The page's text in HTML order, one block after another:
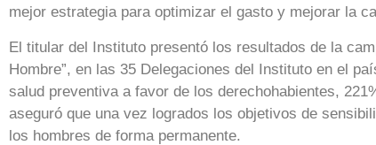
mejor estrategia para optimizar el gasto y mejorar la
El titular del Instituto presentó los resultados de la
Hombre”, en las 35 Delegaciones del Instituto en el
salud preventiva a favor de los derechohabientes,
aseguró que una vez logrados los objetivos de
los hombres de forma permanente.